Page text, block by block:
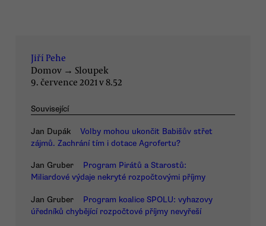
Jiří Pehe
Domov → Sloupek
9. července 2021 v 8.52
Související
Jan Dupák
Volby mohou ukončit Babišův střet
zájmů. Zachrání tím i dotace Agrofertu?
Jan Gruber
Program Pirátů a Starostů:
Miliardové výdaje nekryté rozpočtovými příjmy
Jan Gruber
Program koalice SPOLU: vyhazovy
úředníků chybějící rozpočtové příjmy nevyřeší